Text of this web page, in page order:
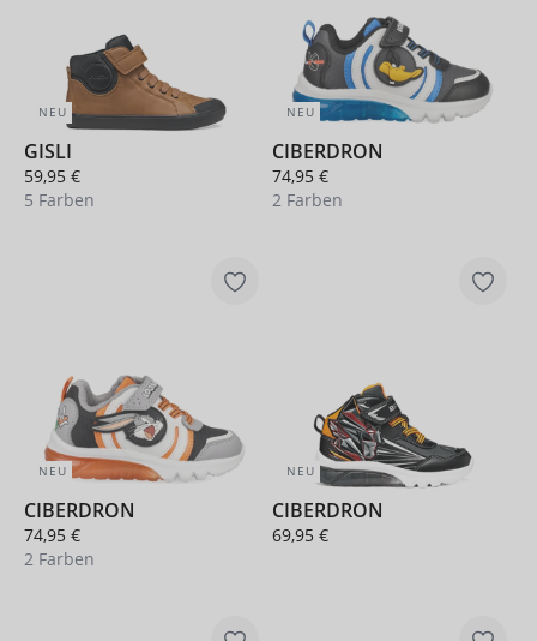
NEU
GISLI
59,95 €
5 Farben
+ 1
NEU
CIBERDRON
74,95 €
2 Farben
NEU
CIBERDRON
74,95 €
2 Farben
NEU
CIBERDRON
69,95 €